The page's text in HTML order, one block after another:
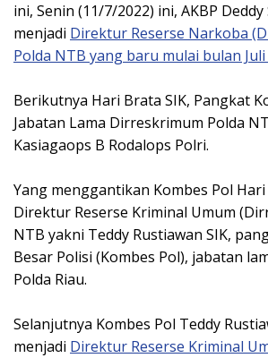
ini, Senin (11/7/2022) ini, AKBP
menjadi Direktur Reserse Narkoba
Polda NTB yang baru mulai bulan
Berikutnya Hari Brata SIK, Pangkat
Jabatan Lama Dirreskrimum Polda
Kasiagaops B Rodalops Polri.
Yang menggantikan Kombes Pol
Direktur Reserse Kriminal Umum
NTB yakni Teddy Rustiawan SIK,
Besar Polisi (Kombes Pol), jabatan
Polda Riau.
Selanjutnya Kombes Pol Teddy
menjadi Direktur Reserse Kriminal